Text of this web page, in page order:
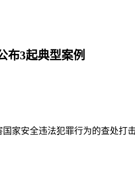
布3起典型案例
家安全违法犯罪行为的查处打